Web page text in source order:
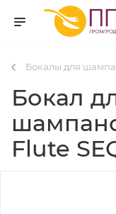
Бокалы для
Бокал
Flute